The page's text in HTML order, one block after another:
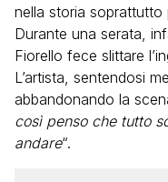
nella storia soprattutto
Durante una serata,
Fiorello fece slittare
L’artista, sentendosi
abbandonando la
così penso che tutto
andare“.